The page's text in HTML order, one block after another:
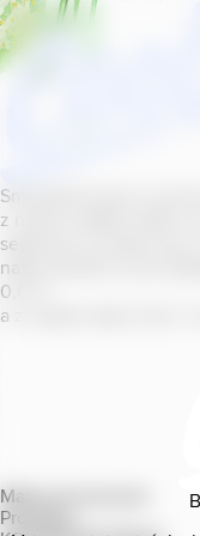
Smícháním piva s
z našich sládků
segmentu na bázi piva
naše portfolio Cool
0
a z nealko řady Cool+ s
Mapa provozoven
Produkty